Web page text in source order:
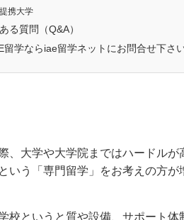
提携大学
る質問（Q&A）
留学ならiae留学ネットにお問合せ下さい
、大学や大学院まではハードルが
いう「専門留学」をお考えの方が
校というと質や設備、サポート